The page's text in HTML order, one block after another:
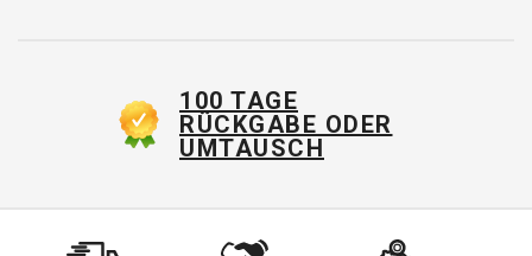
100 TAGE
RÜCKGABE ODER
UMTAUSCH